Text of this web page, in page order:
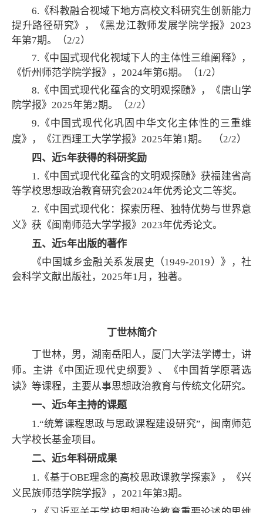
6.《科教融合视域下地方高校文科研究生创新能力
提升路径研究》，《黑龙江教师发展学院学报》2023
年第7期。（2/2）
7.《中国式现代化视域下人的主体性三维阐释》，
《忻州师范学院学报》，2024年第6期。（1/2）
8.《中国式现代化蕴含的文明观探赜》，《唐山学
院学报》2025年第2期。（2/2）
9.《中国式现代化巩固中华文化主体性的三重维
度》，《江西理工大学学报》2025年第1期。
（2/2）
四、近5年获得的科研奖励
1.《中国式现代化蕴含的文明观探赜》获福建省高
等学校思想政治教育研究会2024年优秀论文二等奖。
2.《中国式现代化：探索历程、独特优势与世界意
义》获《闽南师范大学学报》2023年优秀论文。
五、近5年出版的著作
《中国城乡金融关系发展史（1949-2019）》，社
会科学文献出版社，2025年1月，独著。
丁世林简介
丁世林，男，湖南岳阳人，厦门大学法学博士，讲
师。主讲《中国近现代史纲要》、《中国哲学原著选
读》等课程，主要从事思想政治教育与传统文化研究。
一、近5年主持的课题
1.“统筹课程思政与思政课程建设研究”，闽南师范
大学校长基金项目。
二、近5年科研成果
1.《基于OBE理念的高校思政课教学探索》，《兴
义民族师范学院学报》，2021年第3期。